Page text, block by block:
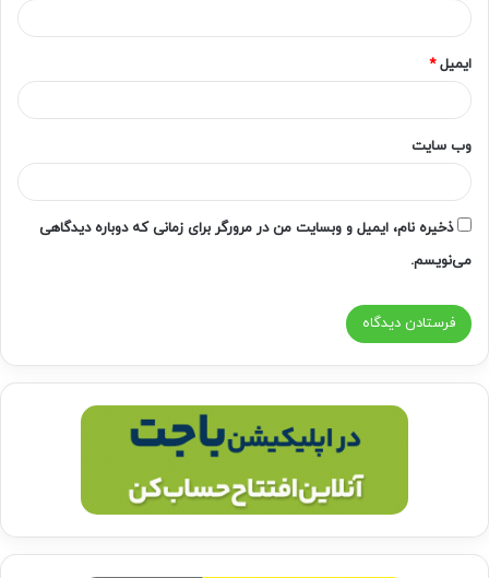
ایمیل*
وب‌ سایت
ذخیره نام، ایمیل و وبسایت من در مرورگر برای زمانی که دوباره دیدگاهی
می‌نویسم.